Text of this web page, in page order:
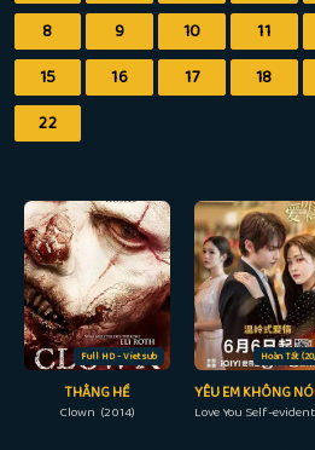
8
9 10 11
15
16 17 18
22
Full HD - Vietsub
THẰNG HỀ
Clown (2014)
Hoàn Tất